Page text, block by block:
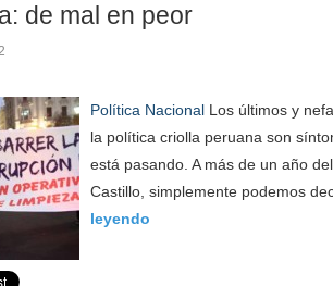
de mal en peor
Política Nacional Los últimos y
la política criolla peruana son
está pasando. A más de un año
Castillo, simplemente podemos
leyendo